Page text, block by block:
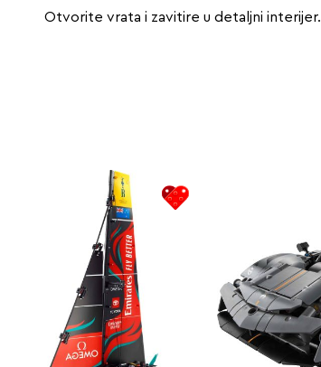
Otvorite vrata i zavitire u detaljni interijer.